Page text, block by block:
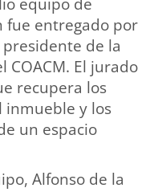
fue entregado por
presidente de la
COACM. El jurado
recupera los
inmueble y los
un espacio
Alfonso de la